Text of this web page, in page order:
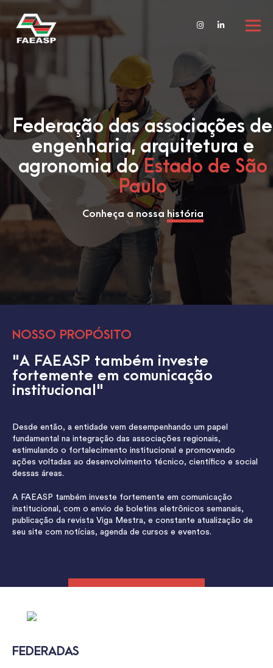
Federação das associações de
engenharia, arquitetura e
agronomia doEstado de São
Paulo
Conheça a nossa história
NOSSO PROPÓSITO
"A FAEASP também investe
fortemente em comunicação
institucional"
Desde então, a entidade vem desempenhando um papel
fundamental na integração das associações regionais,
estimulando o fortalecimento institucional e promovendo
ações voltadas ao desenvolvimento técnico, científico e social
dessas áreas.
A FAEASP também investe fortemente em comunicação
institucional, com o envio de boletins eletrônicos semanais,
publicação da revista Viga Mestra, e constante atualização de
seu site com notícias, agenda de cursos e eventos.
FEDERADAS